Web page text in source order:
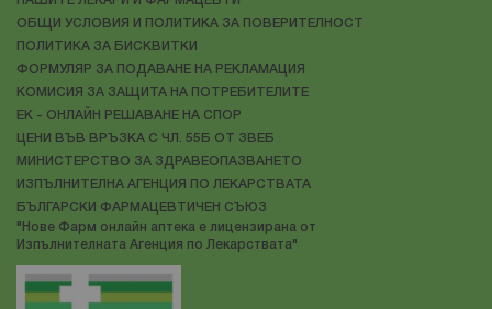
ОБЩИ УСЛОВИЯ И ПОЛИТИКА ЗА ПОВЕРИТЕЛНОСТ
ПОЛИТИКА ЗА БИСКВИТКИ
ФОРМУЛЯР ЗА ПОДАВАНЕ НА РЕКЛАМАЦИЯ
КОМИСИЯ ЗА ЗАЩИТА НА ПОТРЕБИТЕЛИТЕ
ЕК - ОНЛАЙН РЕШАВАНЕ НА СПОР
ЦЕНИ ВЪВ ВРЪЗКА С ЧЛ. 55Б ОТ ЗВЕБ
МИНИСТЕРСТВО ЗА ЗДРАВЕОПАЗВАНЕТО
ИЗПЪЛНИТЕЛНА АГЕНЦИЯ ПО ЛЕКАРСТВАТА
БЪЛГАРСКИ ФАРМАЦЕВТИЧЕН СЪЮЗ
"Нове Фарм онлайн аптека е лицензирана от
Изпълнителната Агенция по Лекарствата"